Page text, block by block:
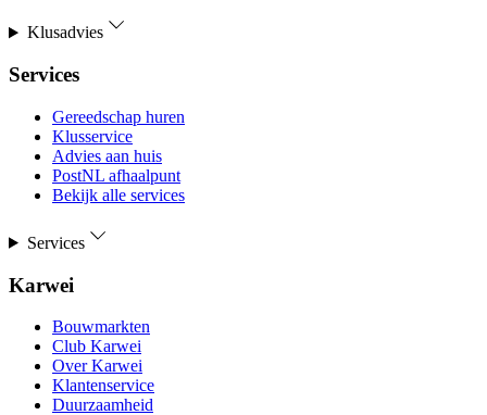
Klusadvies
Services
Gereedschap huren
Klusservice
Advies aan huis
PostNL afhaalpunt
Bekijk alle services
Services
Karwei
Bouwmarkten
Club Karwei
Over Karwei
Klantenservice
Duurzaamheid